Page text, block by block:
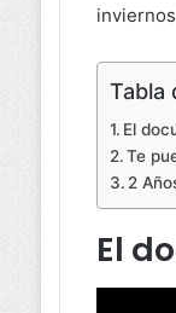
Tabla
El
Te
2
El